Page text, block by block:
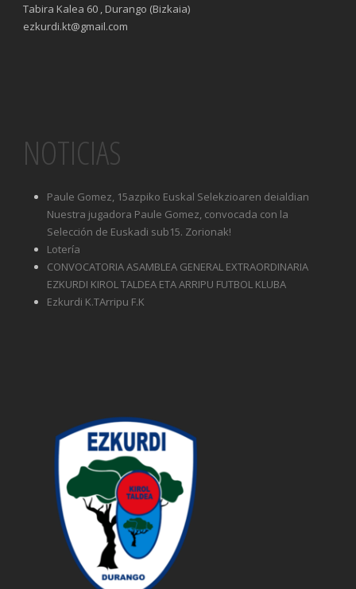
Tabira Kalea 60 , Durango (Bizkaia)
ezkurdi.kt@gmail.com
NOTICIAS
Paule Gomez, 15azpiko Euskal Selekzioaren deialdian
Nuestra jugadora Paule Gomez, convocada con la
Selección de Euskadi sub15. Zorionak!
Lotería
CONVOCATORIA ASAMBLEA GENERAL EXTRAORDINARIA
EZKURDI KIROL TALDEA ETA ARRIPU FUTBOL KLUBA
Ezkurdi K.TArripu F.K